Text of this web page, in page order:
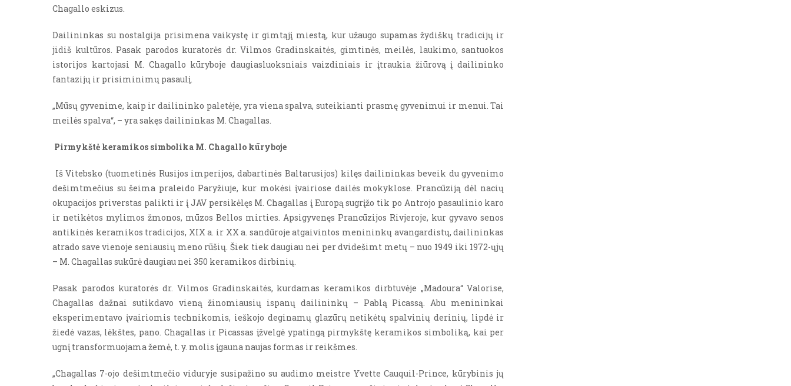
Chagallo eskizus.
Dailininkas su nostalgija prisimena vaikystę ir gimtąjį miestą, kur užaugo supamas žydiškų tradicijų ir
jidiš kultūros. Pasak parodos kuratorės dr. Vilmos Gradinskaitės, gimtinės, meilės, laukimo, santuokos
istorijos kartojasi M. Chagallo kūryboje daugiasluoksniais vaizdiniais ir įtraukia žiūrovą į dailininko
fantazijų ir prisiminimų pasaulį.
„Mūsų gyvenime, kaip ir dailininko paletėje, yra viena spalva, suteikianti prasmę gyvenimui ir menui. Tai
meilės spalva“, – yra sakęs dailininkas M. Chagallas.
Pirmykštė keramikos simbolika M. Chagallo kūryboje
Iš Vitebsko (tuometinės Rusijos imperijos, dabartinės Baltarusijos) kilęs dailininkas beveik du gyvenimo
dešimtmečius su šeima praleido Paryžiuje, kur mokėsi įvairiose dailės mokyklose. Prancūziją dėl nacių
okupacijos priverstas palikti ir į JAV persikėlęs M. Chagallas į Europą sugrįžo tik po Antrojo pasaulinio karo
ir netikėtos mylimos žmonos, mūzos Bellos mirties. Apsigyvenęs Prancūzijos Rivjeroje, kur gyvavo senos
antikinės keramikos tradicijos, XIX a. ir XX a. sandūroje atgaivintos menininkų avangardistų, dailininkas
atrado save vienoje seniausių meno rūšių. Šiek tiek daugiau nei per dvidešimt metų – nuo 1949 iki 1972-ųjų
– M. Chagallas sukūrė daugiau nei 350 keramikos dirbinių.
Pasak parodos kuratorės dr. Vilmos Gradinskaitės, kurdamas keramikos dirbtuvėje „Madoura“ Valorise,
Chagallas dažnai sutikdavo vieną žinomiausių ispanų dailininkų – Pablą Picassą. Abu menininkai
eksperimentavo įvairiomis technikomis, ieškojo deginamų glazūrų netikėtų spalvinių derinių, lipdė ir
žiedė vazas, lėkštes, pano. Chagallas ir Picassas įžvelgė ypatingą pirmykštę keramikos simboliką, kai per
ugnį transformuojama žemė, t. y. molis įgauna naujas formas ir reikšmes.
„Chagallas 7-ojo dešimtmečio viduryje susipažino su audimo meistre Yvette Cauquil-Prince, kūrybinis jų